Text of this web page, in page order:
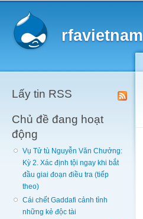
rfavietnam
Lấy tin RSS
Chủ đề đang hoạt
động
Vụ Tử tù Nguyễn Văn Chưởng:
Kỳ 2. Xác định tội ngay khi bắt
đầu giai đoạn điều tra (tiếp
theo)
Cái chết Gaddafi cảnh tỉnh
những kẻ độc tài